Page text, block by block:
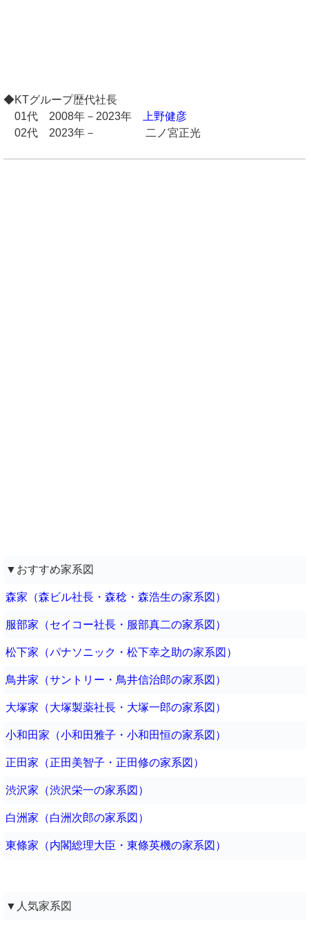
◆KTグループ歴代社長
01代 2008年－2023年
上野健彦
02代 2023年－ 二ノ宮正光
▼おすすめ家系図
森家（森ビル社長・森稔・森浩生の家系図）
服部家（セイコー社長・服部真二の家系図）
松下家（パナソニック・松下幸之助の家系図）
鳥井家（サントリー・鳥井信治郎の家系図）
大塚家（大塚製薬社長・大塚一郎の家系図）
小和田家（小和田雅子・小和田恒の家系図）
正田家（正田美智子・正田修の家系図）
渋沢家（渋沢栄一の家系図）
白洲家（白洲次郎の家系図）
東條家（内閣総理大臣・東條英機の家系図）
▼人気家系図